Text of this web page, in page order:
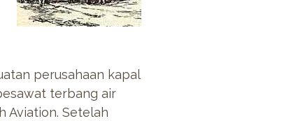
perusahaan kapal
terbang air
Aviation. Setelah